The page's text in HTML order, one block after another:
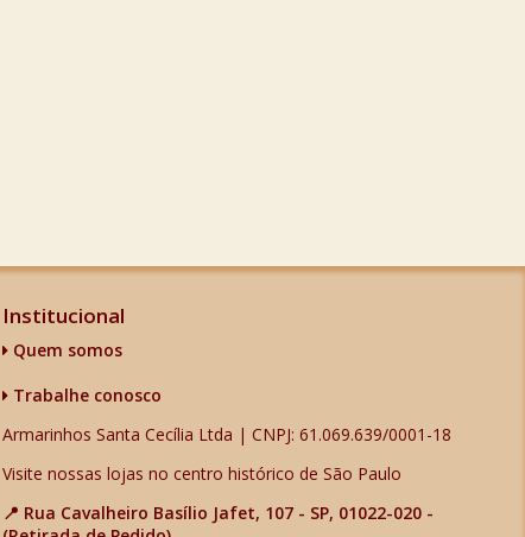
Institucional
Quem somos
Trabalhe conosco
Armarinhos Santa Cecília Ltda | CNPJ: 61.069.639/0001-18
Visite nossas lojas no centro histórico de São Paulo
📍 Rua Cavalheiro Basílio Jafet, 107 - SP, 01022-020 -